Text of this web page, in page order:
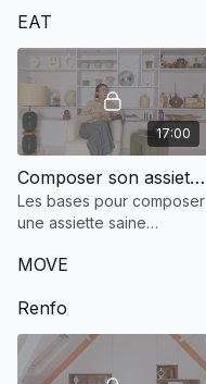
EAT
17:00
Composer son assiette enceinte
Les bases pour composer
une assiette saine
MOVE
Renfo